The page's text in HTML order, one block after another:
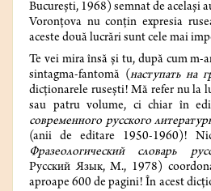
București, 1968) semnat de același
Voronțova nu conțin expresia
aceste două lucrări sunt cele mai
Te vei mira însă și tu, după cum m-
sintagma-fantomă (наступать на
dicționarele rusești! Mă refer nu la
sau patru volume, ci chiar în
современного русского
(anii de editare 1950-1960)!
Фразеологический словарь
Русский Язык, M., 1978)
aproape 600 de pagini! În acest